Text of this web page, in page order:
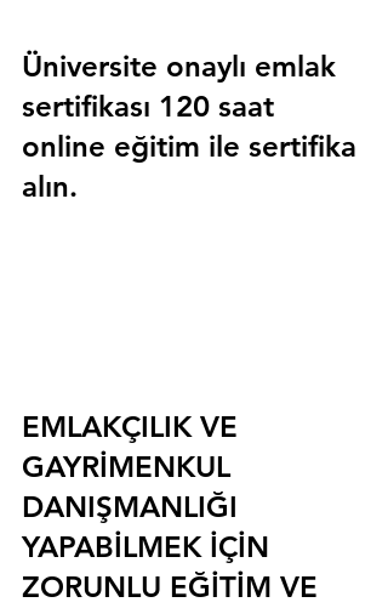
Üniversite onaylı emlak
sertifikası 120 saat
online eğitim ile sertifika
alın.
EMLAKÇILIK VE
GAYRİMENKUL
DANIŞMANLIĞI
YAPABİLMEK İÇİN
ZORUNLU EĞİTİM VE